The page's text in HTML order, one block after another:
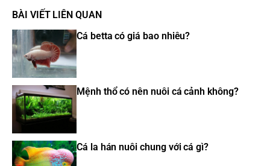
BÀI VIẾT LIÊN QUAN
Cá betta có giá bao nhiêu?
Mệnh thổ có nên nuôi cá cảnh không?
Cá la hán nuôi chung với cá gì?